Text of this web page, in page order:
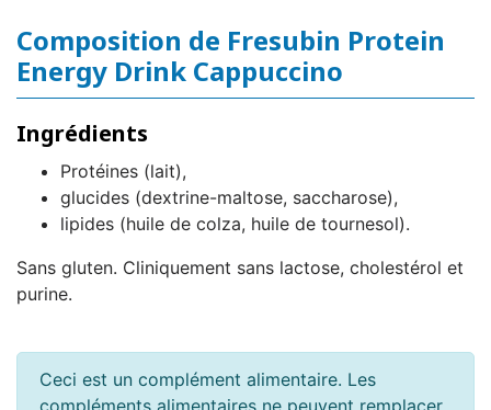
Composition de Fresubin Protein
Energy Drink Cappuccino
Ingrédients
Protéines (lait),
glucides (dextrine-maltose, saccharose),
lipides (huile de colza, huile de tournesol).
Sans gluten. Cliniquement sans lactose, cholestérol et
purine.
Ceci est un complément alimentaire. Les